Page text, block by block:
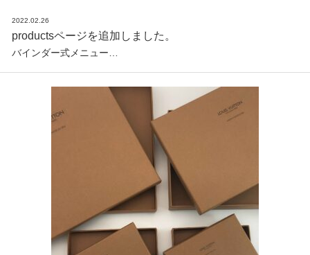
2022.02.26
productsページを追加しました。
バインダー式メニュー…